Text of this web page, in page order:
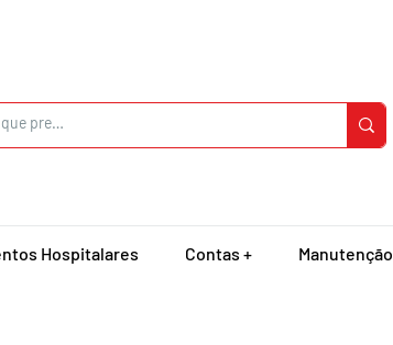
Hospitalares Contas + Manutenção